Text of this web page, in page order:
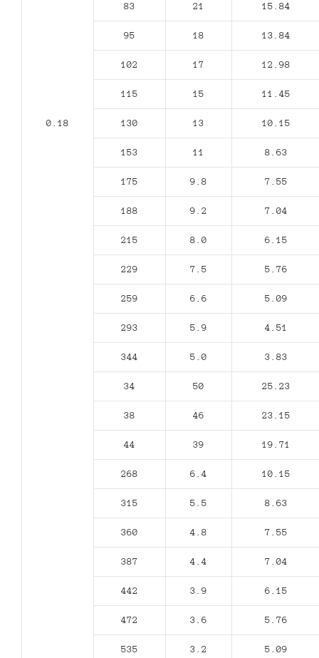
0.18
83 21 15.84
95 18 13.84
102 17 12.98
115 15 11.45
130 13 10.15
153 11 8.63
175 9.8 7.55
188 9.2 7.04
215 8.0 6.15
229 7.5 5.76
259 6.6 5.09
293 5.9 4.51
344 5.0 3.83
34 50 25.23
38 46 23.15
44 39 19.71
268 6.4 10.15
315 5.5 8.63
360 4.8 7.55
387 4.4 7.04
442 3.9 6.15
472 3.6 5.76
535 3.2 5.09